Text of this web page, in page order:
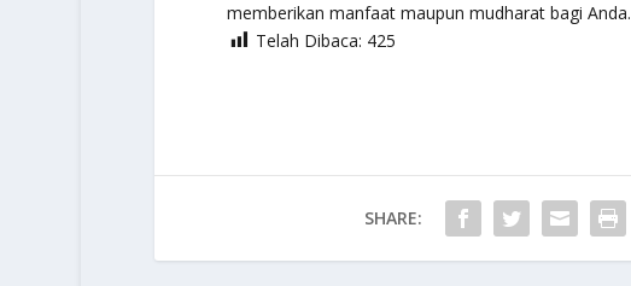
memberikan manfaat maupun mudharat bagi Anda.
Telah Dibaca: 425
SHARE: